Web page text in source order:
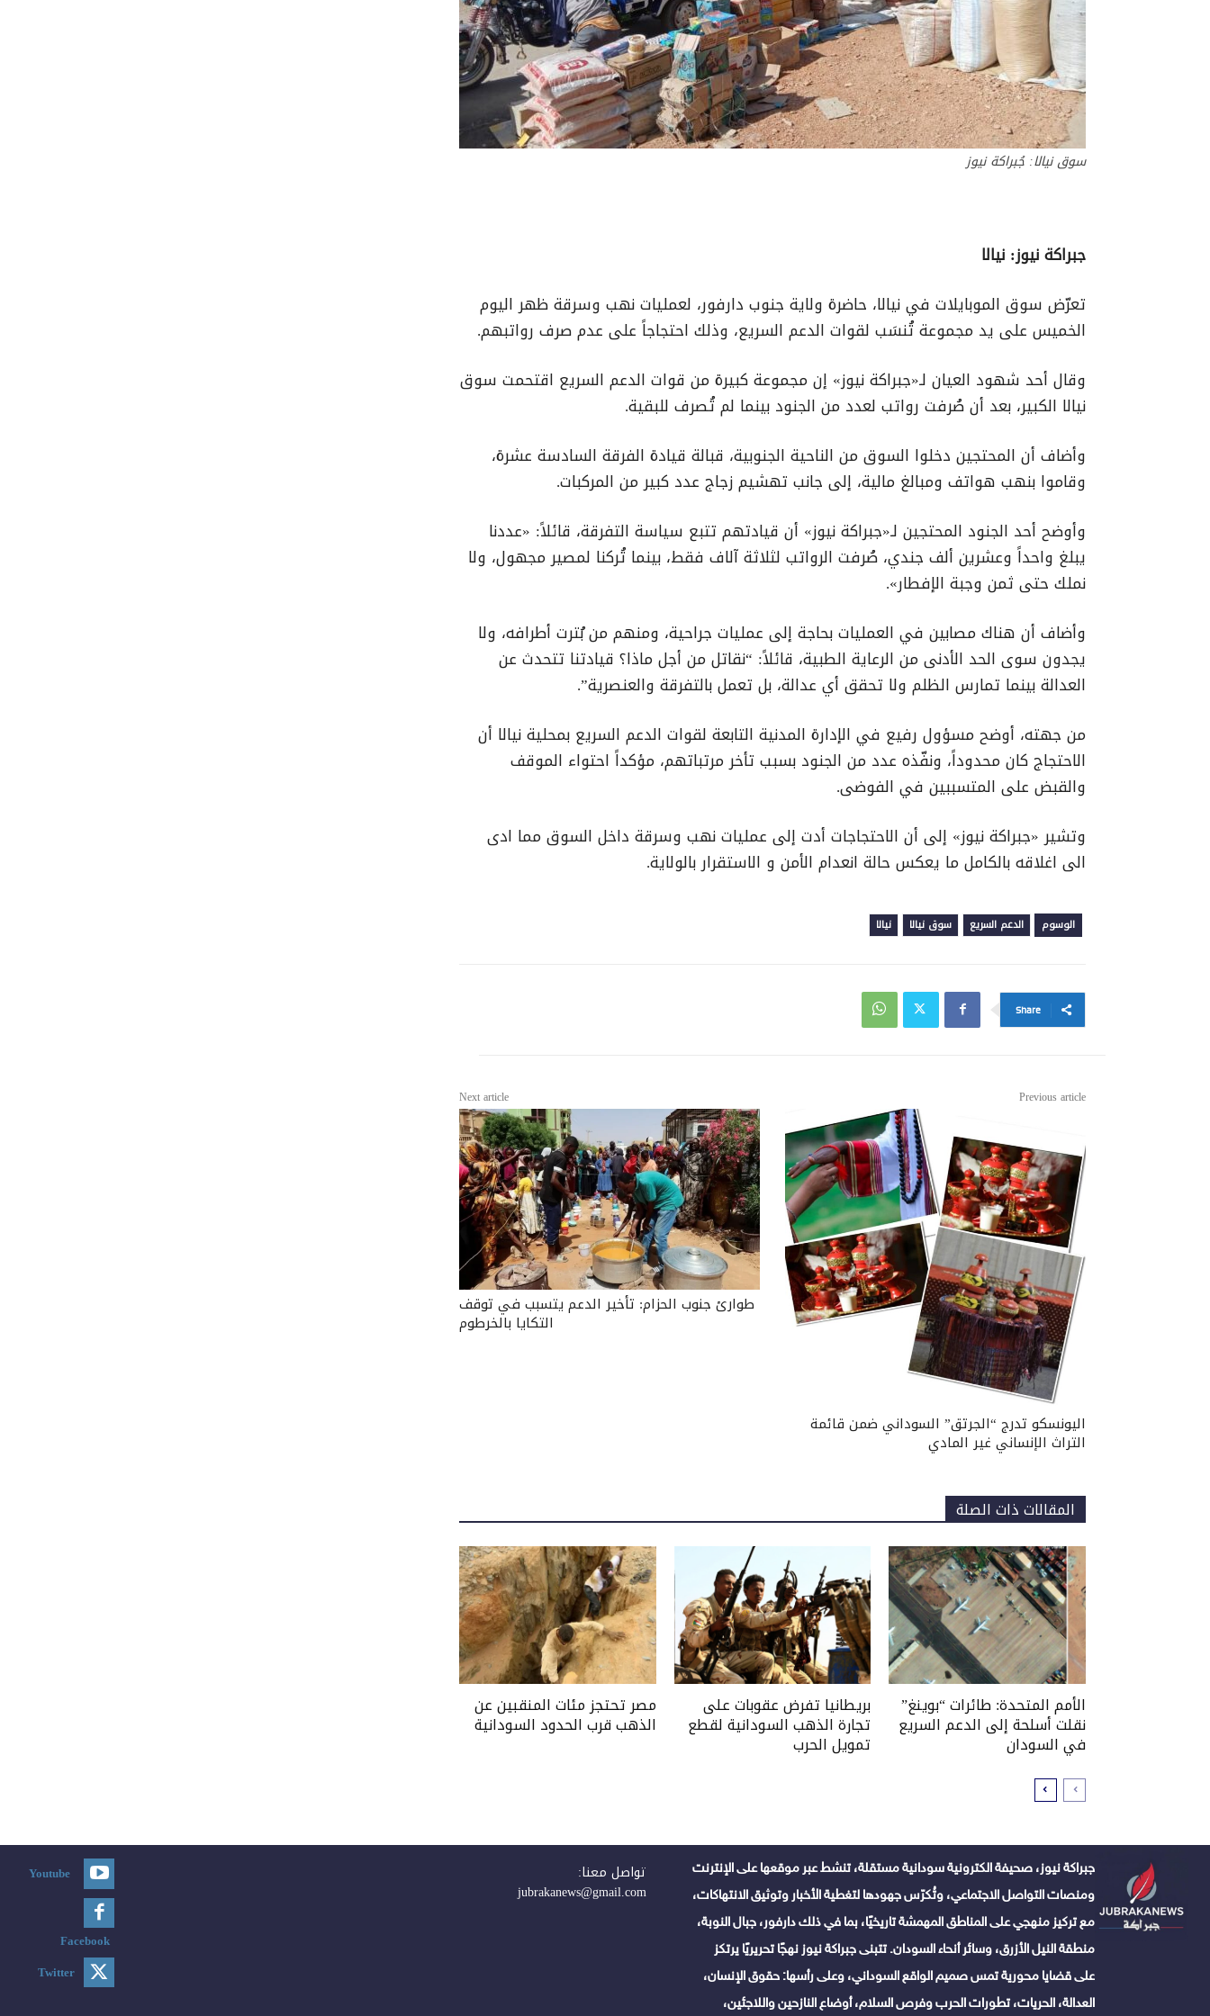
سوق نيالا: جُبراكة نيوز
جبراكة نيوز: نيالا
تعرّض سوق الموبايلات في نيالا، حاضرة ولاية جنوب دارفور، لعمليات نهب وسرقة ظهر اليوم
الخميس على يد مجموعة تُنسَب لقوات الدعم السريع، وذلك احتجاجاً على عدم صرف رواتبهم.
وقال أحد شهود العيان لـ«جبراكة نيوز» إن مجموعة كبيرة من قوات الدعم السريع اقتحمت سوق
نيالا الكبير، بعد أن صُرفت رواتب لعدد من الجنود بينما لم تُصرف للبقية.
وأضاف أن المحتجين دخلوا السوق من الناحية الجنوبية، قبالة قيادة الفرقة السادسة عشرة،
وقاموا بنهب هواتف ومبالغ مالية، إلى جانب تهشيم زجاج عدد كبير من المركبات.
وأوضح أحد الجنود المحتجين لـ«جبراكة نيوز» أن قيادتهم تتبع سياسة التفرقة، قائلاً: «عددنا
يبلغ واحداً وعشرين ألف جندي، صُرفت الرواتب لثلاثة آلاف فقط، بينما تُركنا لمصير مجهول، ولا
نملك حتى ثمن وجبة الإفطار».
وأضاف أن هناك مصابين في العمليات بحاجة إلى عمليات جراحية، ومنهم من بُترت أطرافه، ولا
يجدون سوى الحد الأدنى من الرعاية الطبية، قائلاً: “نقاتل من أجل ماذا؟ قيادتنا تتحدث عن
العدالة بينما تمارس الظلم ولا تحقق أي عدالة، بل تعمل بالتفرقة والعنصرية”.
من جهته، أوضح مسؤول رفيع في الإدارة المدنية التابعة لقوات الدعم السريع بمحلية نيالا أن
الاحتجاج كان محدوداً، ونفّذه عدد من الجنود بسبب تأخر مرتباتهم، مؤكداً احتواء الموقف
والقبض على المتسببين في الفوضى.
وتشير «جبراكة نيوز» إلى أن الاحتجاجات أدت إلى عمليات نهب وسرقة داخل السوق مما ادى
الى اغلاقه بالكامل ما يعكس حالة انعدام الأمن و الاستقرار بالولاية.
الوسوم الدعم السريع سوق نيالا نيالا
Share
Previous article
اليونسكو تدرج “الجرتق” السوداني ضمن قائمة
التراث الإنساني غير المادي
Next article
طوارئ جنوب الحزام: تأخير الدعم يتسبب في توقف
التكايا بالخرطوم
المقالات ذات الصلة
الأمم المتحدة: طائرات “بوينغ”
نقلت أسلحة إلى الدعم السريع
في السودان
بريطانيا تفرض عقوبات على
تجارة الذهب السودانية لقطع
تمويل الحرب
مصر تحتجز مئات المنقبين عن
الذهب قرب الحدود السودانية
جبراكة نيوز، صحيفة الكترونية سودانية مستقلة، تنشط عبر موقعها على الإنترنت
ومنصات التواصل الاجتماعي، وتُكرّس جهودها لتغطية الأخبار وتوثيق الانتهاكات،
مع تركيز منهجي على المناطق المهمشة تاريخيًا، بما في ذلك دارفور، جبال النوبة،
منطقة النيل الأزرق، وسائر أنحاء السودان. تتبنى جبراكة نيوز نهجًا تحريريًا يرتكز
على قضايا محورية تمس صميم الواقع السوداني، وعلى رأسها: حقوق الإنسان،
العدالة، الحريات، تطورات الحرب وفرص السلام، أوضاع النازحين واللاجئين،
تواصل معنا:
jubrakanews@gmail.com
Youtube
Facebook
Twitter